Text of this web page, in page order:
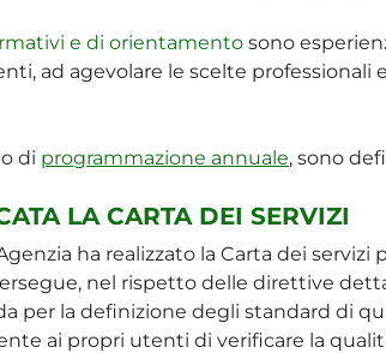
e di orientamento sono
ad agevolare le scelte
di programmazione annuale, sono
LA CARTA DEI SERVIZI
ha realizzato la Carta dei
nel rispetto delle direttive
per la definizione degli standard di
ai propri utenti di verificare la